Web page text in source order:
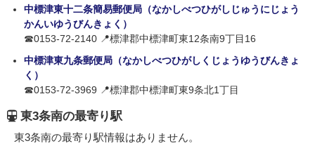
中標津東十二条簡易郵便局（なかしべつひがしじゅうにじょう
かんいゆうびんきょく）
☎0153-72-2140 📍標津郡中標津町東12条南9丁目16
中標津東九条郵便局（なかしべつひがしくじょうゆうびんきょ
く）
☎0153-72-3969 📍標津郡中標津町東9条北1丁目
東3条南の最寄り駅
東3条南の最寄り駅情報はありません。